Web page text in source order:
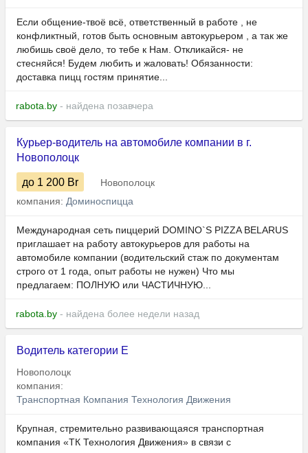
Если общение-твоё всё, ответственный в работе , не
конфликтный, готов быть основным автокурьером , а так же
любишь своё дело, то тебе к Нам. Откликайся- не
стесняйся! Будем любить и жаловать! Обязанности:
доставка пицц гостям принятие...
rabota.by - найдена позавчера
Курьер-водитель на автомобиле компании в г.
Новополоцк
до 1 200 Br
Новополоцк
компания: Доминоспицца
Международная сеть пиццерий DOMINO`S PIZZA BELARUS
приглашает на работу автокурьеров для работы на
автомобиле компании (водительский стаж по документам
строго от 1 года, опыт работы не нужен) Что мы
предлагаем: ПОЛНУЮ или ЧАСТИЧНУЮ...
rabota.by - найдена более недели назад
Водитель категории Е
Новополоцк
компания:
Транспортная Компания Технология Движения
Крупная, стремительно развивающаяся транспортная
компания «ТК Технология Движения» в связи с